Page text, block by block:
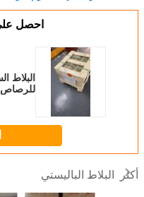
احصل
البلاط
للرصاص
أكثر البلاط الباليستي